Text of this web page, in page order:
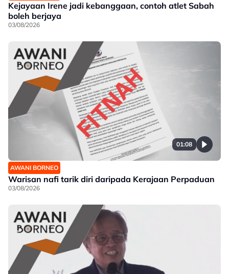
Kejayaan Irene jadi kebanggaan, contoh atlet Sabah
boleh berjaya
03/08/2026
01:08
AWANI BORNEO
Warisan nafi tarik diri daripada Kerajaan Perpaduan
03/08/2026